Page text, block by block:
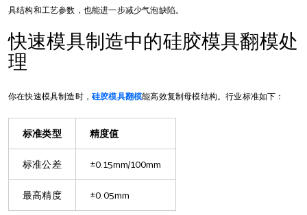
具结构和工艺参数，也能进一步减少气泡缺陷。
快速模具制造中的硅胶模具翻模处
理
你在快速模具制造时， 硅胶模具翻模能高效复制母模结构。行业标准如下：
标准类型 精度值
标准公差 ±0.15mm/100mm
最高精度 ±0.05mm